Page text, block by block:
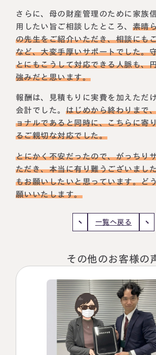
さらに、母の財産管理のために家族
用したい旨ご相談したところ、素晴
の先生をご紹介いただき、相談にも
など、大変手厚いサポートでした。
とにもこうして対応できる人脈も、
強みだと思います。
報酬は、見積もりに実費を加えただ
会計でした。はじめから終わりまで
ョナルであると同時に、こちらに寄
るご親切な対応でした。
とにかく不安だったので、がっちり
ただき、本当に有り難うございまし
もお願いしたいと思っています。ど
願いいたします。
一覧へ戻る
その他のお客様の